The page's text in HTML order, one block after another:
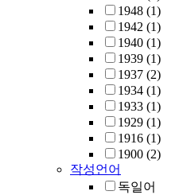
1948 (1)
1942 (1)
1940 (1)
1939 (1)
1937 (2)
1934 (1)
1933 (1)
1929 (1)
1916 (1)
1900 (2)
작성언어
독일어